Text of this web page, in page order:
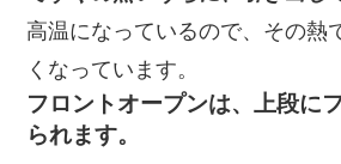
高温になっているので、その熱
くなっています。
フロントオープンは、上段に
られます。